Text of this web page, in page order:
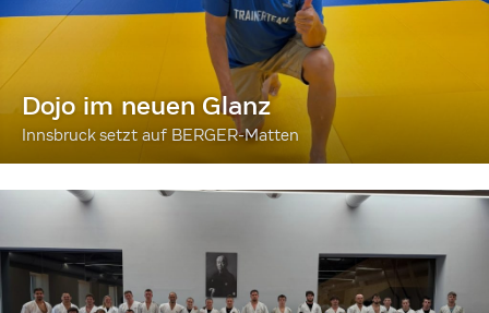
Dojo im neuen Glanz
Innsbruck setzt auf BERGER-Matten